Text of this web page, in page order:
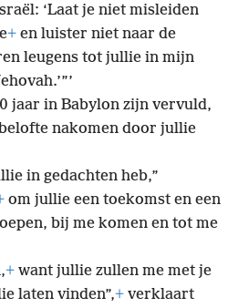
‘Laat je niet misleiden
+ en luister niet naar de
leugens tot jullie in mijn
jaar in Babylon zijn vervuld,
nakomen door jullie
in gedachten heb,”
om jullie een toekomst en een
bij me komen en tot me
+ want jullie zullen me met je
laten vinden”,+ verklaart